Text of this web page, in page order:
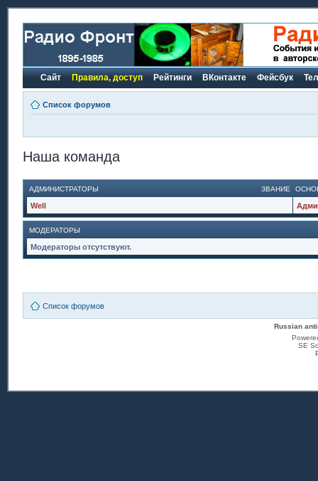
Сайт Правила, доступ Рейтинги ВКонтакте Фейсбук
Список форумов
Наша команда
ЗВАНИЕ
АДМИНИСТРАТОРЫ
Well
МОДЕРАТОРЫ
Модераторы отсутствуют.
Список форумов
Russian
SE